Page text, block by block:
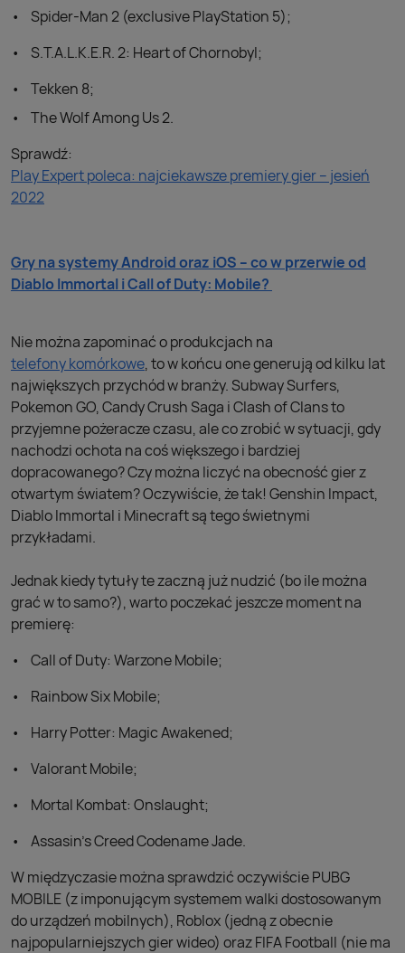
Spider-Man 2 (exclusive PlayStation 5);
S.T.A.L.K.E.R. 2: Heart of Chornobyl;
Tekken 8;
The Wolf Among Us 2.
Sprawdź:
Play Expert poleca: najciekawsze premiery gier – jesień
2022
Gry na systemy Android oraz iOS – co w przerwie od
Diablo Immortal i Call of Duty: Mobile?
Nie można zapominać o produkcjach na
telefony komórkowe, to w końcu one generują od kilku lat
największych przychód w branży. Subway Surfers,
Pokemon GO, Candy Crush Saga i Clash of Clans to
przyjemne pożeracze czasu, ale co zrobić w sytuacji, gdy
nachodzi ochota na coś większego i bardziej
dopracowanego? Czy można liczyć na obecność gier z
otwartym światem? Oczywiście, że tak! Genshin Impact,
Diablo Immortal i Minecraft są tego świetnymi
przykładami.
Jednak kiedy tytuły te zaczną już nudzić (bo ile można
grać w to samo?), warto poczekać jeszcze moment na
premierę:
Call of Duty: Warzone Mobile;
Rainbow Six Mobile;
Harry Potter: Magic Awakened;
Valorant Mobile;
Mortal Kombat: Onslaught;
Assasin's Creed Codename Jade.
W międzyczasie można sprawdzić oczywiście PUBG
MOBILE (z imponującym systemem walki dostosowanym
do urządzeń mobilnych), Roblox (jedną z obecnie
najpopularniejszych gier wideo) oraz FIFA Football (nie ma